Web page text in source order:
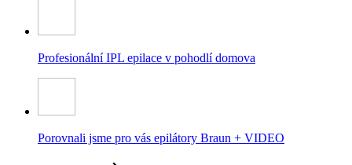
Profesionální IPL epilace v pohodlí domova
Porovnali jsme pro vás epilátory Braun + VIDEO